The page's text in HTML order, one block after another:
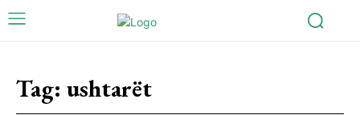
Tag: ushtarët